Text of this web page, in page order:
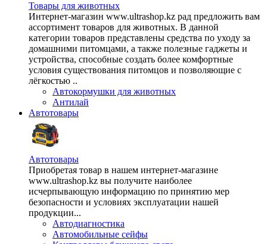
Товары для животных
Интернет-магазин www.ultrashop.kz рад предложить вам
ассортимент товаров для животных. В данной
категории товаров представлены средства по уходу за
домашними питомцами, а также полезные гаджеты и
устройства, способные создать более комфортные
условия существования питомцов и позволяющие с
лёгкостью ..
Автокормушки для животных
Антилай
Автотовары
Автотовары
Приобретая товар в нашем интернет-магазине
www.ultrashop.kz вы получите наиболее
исчерпывающую информацию по принятию мер
безопасности и условиях эксплуатации нашей
продукции...
Автодиагностика
Автомобильные сейфы